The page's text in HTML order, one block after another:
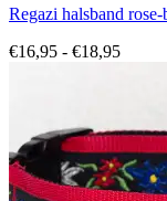
Regazi halsband
€16,95 - €18,95